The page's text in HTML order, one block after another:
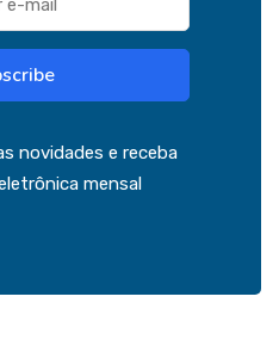
novidades e receba
mensal